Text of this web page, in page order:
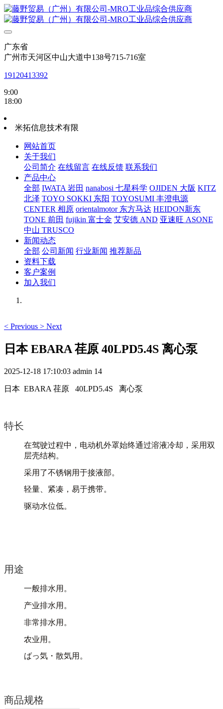
广东省
广州市天河区中山大道中138号715-716室
19120413392
9:00
18:00
米拓信息技术有限
网站首页
关于我们
公司简介 在线留言 在线反馈 联系我们
产品中心
全部 IWATA 岩田 nanabosi 七星科学 OJIDEN 大阪 KITZ
北泽 TOYO SOKKI 东阳 TOYOSUMI 丰澄电源
CENTER 相原 orientalmotor 东方马达 HEIDON新东
TONE 前田 fujikin 富士金 艾安德 AND 亚速旺 ASONE
中山 TRUSCO
新闻动态
全部 公司新闻 行业新闻 推荐新品
资料下载
客户案例
加入我们
< Previous > Next
日本 EBARA 荏原 40LPD5.4S 离心泵
2025-12-18 17:10:03 admin 14
日本 EBARA 荏原 40LPD5.4S 离心泵
特长
在驾驶过程中，电动机外罩始终通过溶液冷却，采用双
层壳结构。
采用了不锈钢用于接液部。
轻量、紧凑，易于携带。
驱动水位低。
用途
一般排水用。
产业排水用。
非常排水用。
农业用。
ばっ気・散気用。
商品规格